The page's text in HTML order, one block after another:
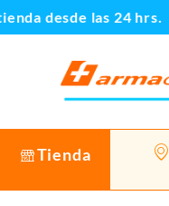
Ir
al
desde las 24 hrs.
Tienda